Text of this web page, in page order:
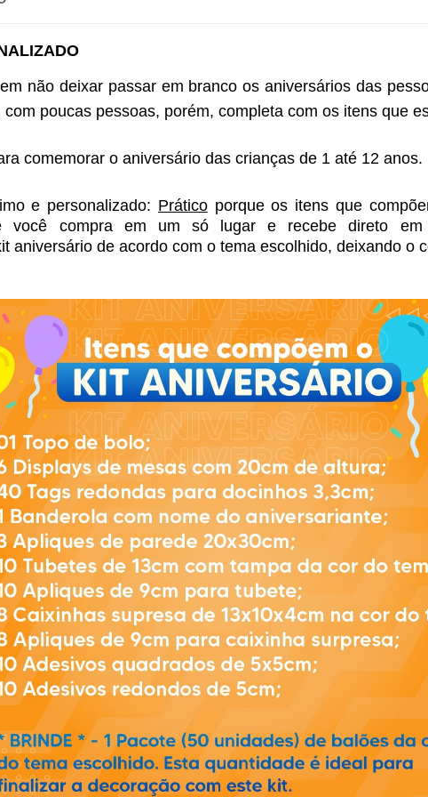
não deixar passar em branco os aniversários das
poucas pessoas, porém, completa com os itens que
comemorar o aniversário das crianças de 1 até 12 anos.
e personalizado: Prático porque os itens que
você compra em um só lugar e recebe direto
aniversário de acordo com o tema escolhido, deixando o